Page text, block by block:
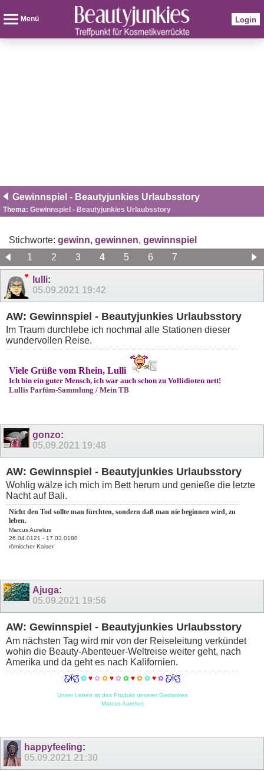
Menü Login
Gewinnspiel - Beautyjunkies Urlaubsstory
Thema: Gewinnspiel - Beautyjunkies Urlaubsstory
Stichworte: gewinn, gewinnen, gewinnspiel
1
2 3 4 5 6 7
lulli:
05.09.2021 19:42
AW: Gewinnspiel - Beautyjunkies Urlaubsstory
Im Traum durchlebe ich nochmal alle Stationen dieser
wundervollen Reise.
Viele Grüße vom Rhein, Lulli
Ich bin ein guter Mensch, ich war auch schon zu Vollidioten nett!
Lullis Parfüm-Sammlung / Mein TB
gonzo:
05.09.2021 19:48
AW: Gewinnspiel - Beautyjunkies Urlaubsstory
Wohlig wälze ich mich im Bett herum und genieße die letzte
Nacht auf Bali.
Nicht den Tod sollte man fürchten, sondern daß man nie beginnen wird, zu
leben.
Marcus Aurelius
26.04.0121 - 17.03.0180
römischer Kaiser
Ajuga:
05.09.2021 19:56
AW: Gewinnspiel - Beautyjunkies Urlaubsstory
Am nächsten Tag wird mir von der Reiseleitung verkündet
wohin die Beauty-Abenteuer-Weltreise weiter geht, nach
Amerika und da geht es nach Kalifornien.
Ƹ̵̡Ӝ̵̨̄Ʒ ✿♥✿ ✿ ♥✿✿♥✿✿♥✿Ƹ̵̡Ӝ̵̨̄Ʒ
Unser Leben ist das Produkt unserer Gedanken
Marcus Aurelius
happyfeeling:
05.09.2021 21:30